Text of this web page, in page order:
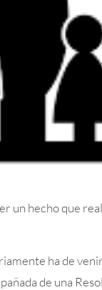
un hecho que
ha de
de una